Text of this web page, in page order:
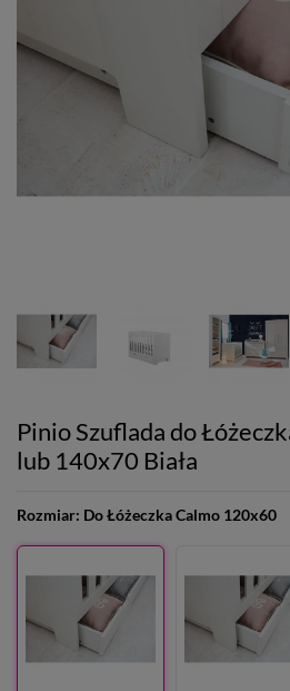
Pinio Szuflada do
lub 140x70 Biała
Rozmiar: Do Łóżeczka Calmo 120x60